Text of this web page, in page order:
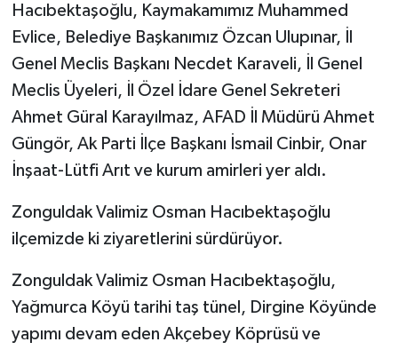
Hacıbektaşoğlu, Kaymakamımız Muhammed
Evlice, Belediye Başkanımız Özcan Ulupınar, İl
Genel Meclis Başkanı Necdet Karaveli, İl Genel
Meclis Üyeleri, İl Özel İdare Genel Sekreteri
Ahmet Güral Karayılmaz, AFAD İl Müdürü Ahmet
Güngör, Ak Parti İlçe Başkanı İsmail Cinbir, Onar
İnşaat-Lütfi Arıt ve kurum amirleri yer aldı.
Zonguldak Valimiz Osman Hacıbektaşoğlu
ilçemizde ki ziyaretlerini sürdürüyor.
Zonguldak Valimiz Osman Hacıbektaşoğlu,
Yağmurca Köyü tarihi taş tünel, Dirgine Köyünde
yapımı devam eden Akçebey Köprüsü ve